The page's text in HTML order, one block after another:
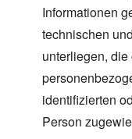
Informationen
technischen
unterliegen,
identifizierten
Person